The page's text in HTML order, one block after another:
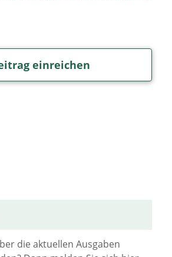
einreichen
die aktuellen Ausgaben